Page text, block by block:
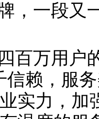
，一段又
百万用户
信赖，服
实力，加